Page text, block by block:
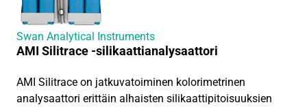
Swan Analytical Instruments
AMI Silitrace -silikaattianalysaattori
AMI Silitrace on jatkuvatoiminen kolorimetrinen
analysaattori erittäin alhaisten silikaattipitoisuuksien